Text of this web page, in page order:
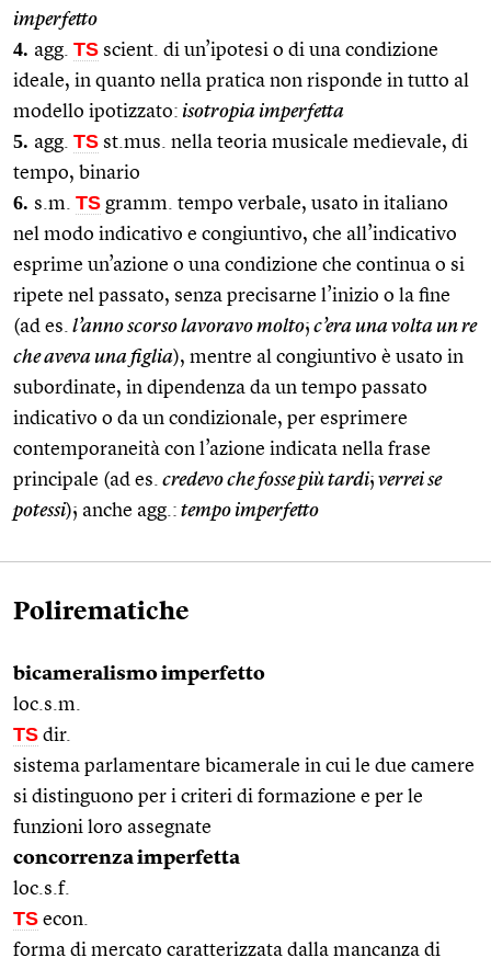
imperfetto
4. agg. TS scient. di un’ipotesi o di una condizione
ideale, in quanto nella pratica non risponde in tutto al
modello ipotizzato: isotropia imperfetta
5. agg. TS st.mus. nella teoria musicale medievale, di
tempo, binario
6. s.m. TS gramm. tempo verbale, usato in italiano
nel modo indicativo e congiuntivo, che all’indicativo
esprime un’azione o una condizione che continua o si
ripete nel passato, senza precisarne l’inizio o la fine
(ad es. l’anno scorso lavoravo molto; c’era una volta un re
che aveva una figlia), mentre al congiuntivo è usato in
subordinate, in dipendenza da un tempo passato
indicativo o da un condizionale, per esprimere
contemporaneità con l’azione indicata nella frase
principale (ad es. credevo che fosse più tardi; verrei se
potessi); anche agg.: tempo imperfetto
Polirematiche
bicameralismo imperfetto
loc.s.m.
TS dir.
sistema parlamentare bicamerale in cui le due camere
si distinguono per i criteri di formazione e per le
funzioni loro assegnate
concorrenza imperfetta
loc.s.f.
TS econ.
forma di mercato caratterizzata dalla mancanza di